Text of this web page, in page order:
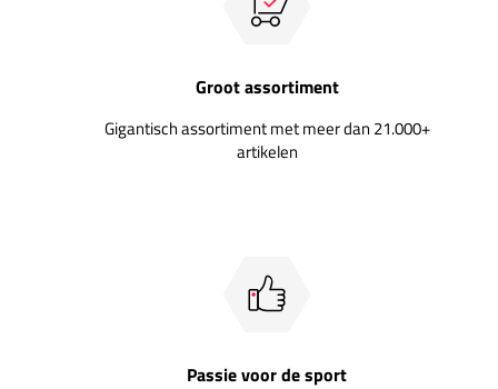
Groot assortiment
Gigantisch assortiment met meer dan 21.000+
artikelen
Passie voor de sport